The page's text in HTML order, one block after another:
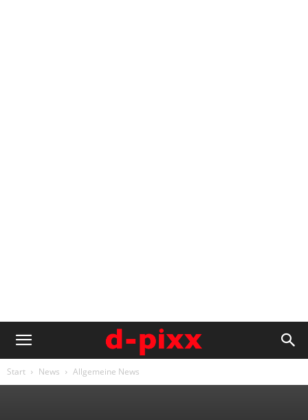
Start News Allgemeine News